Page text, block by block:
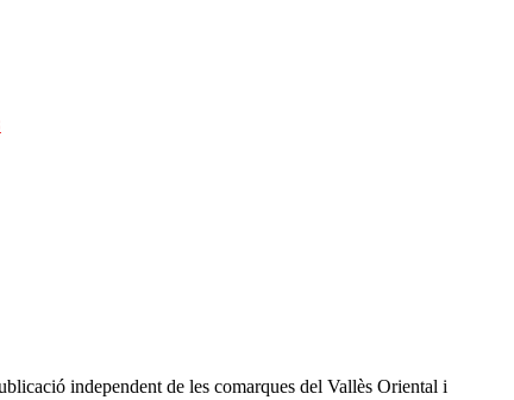
independent de les comarques del Vallès Oriental i